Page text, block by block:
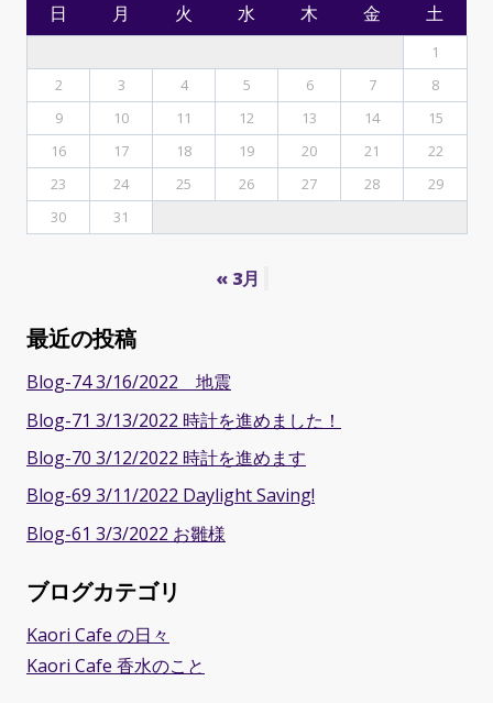
日
月 火 水 木 金 土
1
2
3 4 5 6 7
8
9
10 11 12 13 14
15
16
17 18 19 20 21
22
23
24 25 26 27 28
29
30
31
« 3月
最近の投稿
Blog-74 3/16/2022 地震
Blog-71 3/13/2022 時計を進めました！
Blog-70 3/12/2022 時計を進めます
Blog-69 3/11/2022 Daylight Saving!
Blog-61 3/3/2022 お雛様
ブログカテゴリ
Kaori Cafe の日々
Kaori Cafe 香水のこと